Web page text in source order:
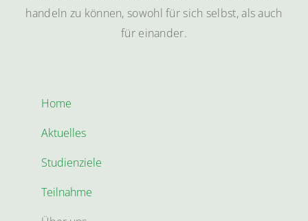
handeln zu können, sowohl für sich selbst, als auch
für einander.
Home
Aktuelles
Studienziele
Teilnahme